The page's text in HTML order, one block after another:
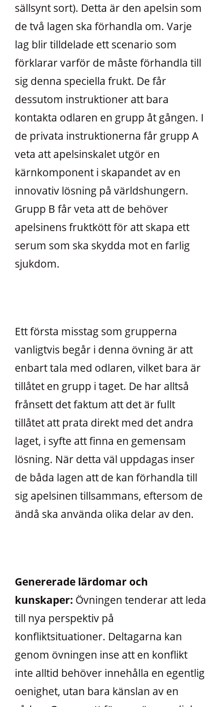
sällsynt sort). Detta är den apelsin som
de två lagen ska förhandla om. Varje
lag blir tilldelade ett scenario som
förklarar varför de måste förhandla till
sig denna speciella frukt. De får
dessutom instruktioner att bara
kontakta odlaren en grupp åt gången. I
de privata instruktionerna får grupp A
veta att apelsinskalet utgör en
kärnkomponent i skapandet av en
innovativ lösning på världshungern.
Grupp B får veta att de behöver
apelsinens fruktkött för att skapa ett
serum som ska skydda mot en farlig
sjukdom.
Ett första misstag som grupperna
vanligtvis begår i denna övning är att
enbart tala med odlaren, vilket bara är
tillåtet en grupp i taget. De har alltså
frånsett det faktum att det är fullt
tillåtet att prata direkt med det andra
laget, i syfte att finna en gemensam
lösning. När detta väl uppdagas inser
de båda lagen att de kan förhandla till
sig apelsinen tillsammans, eftersom de
ändå ska använda olika delar av den.
Genererade lärdomar och
kunskaper: Övningen tenderar att leda
till nya perspektiv på
konfliktsituationer. Deltagarna kan
genom övningen inse att en konflikt
inte alltid behöver innehålla en egentlig
oenighet, utan bara känslan av en